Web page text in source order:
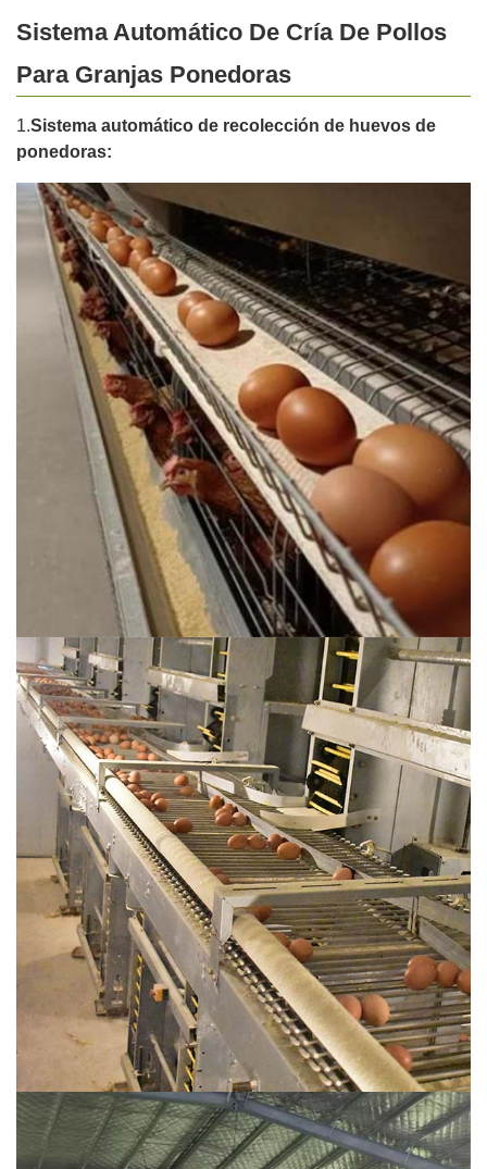
Sistema Automático De Cría De Pollos
Para Granjas Ponedoras
1.Sistema automático de recolección de huevos de
ponedoras: